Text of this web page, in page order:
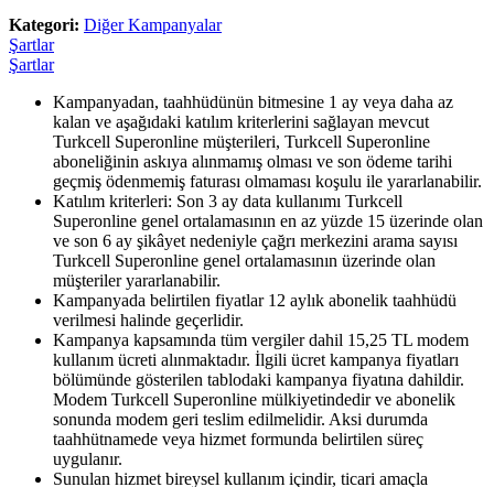
Kategori: Diğer Kampanyalar
Şartlar
Şartlar
Kampanyadan, taahhüdünün bitmesine 1 ay veya daha az
kalan ve aşağıdaki katılım kriterlerini sağlayan mevcut
Turkcell Superonline müşterileri, Turkcell Superonline
aboneliğinin askıya alınmamış olması ve son ödeme tarihi
geçmiş ödenmemiş faturası olmaması koşulu ile yararlanabilir.
Katılım kriterleri: Son 3 ay data kullanımı Turkcell
Superonline genel ortalamasının en az yüzde 15 üzerinde olan
ve son 6 ay şikâyet nedeniyle çağrı merkezini arama sayısı
Turkcell Superonline genel ortalamasının üzerinde olan
müşteriler yararlanabilir.
Kampanyada belirtilen fiyatlar 12 aylık abonelik taahhüdü
verilmesi halinde geçerlidir.
​Kampanya kapsamında tüm vergiler dahil 15,25 TL modem
kullanım ücreti alınmaktadır. İlgili ücret kampanya fiyatları
bölümünde gösterilen tablodaki kampanya fiyatına dahildir.
Modem Turkcell Superonline mülkiyetindedir ve abonelik
sonunda modem geri teslim edilmelidir. Aksi durumda
taahhütnamede veya hizmet formunda belirtilen süreç
uygulanır.
Sunulan hizmet bireysel kullanım içindir, ticari amaçla